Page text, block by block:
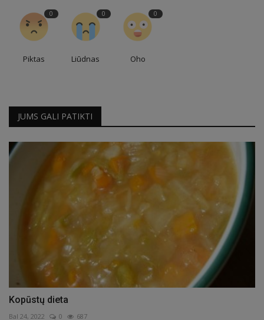
0
Piktas
0
Liūdnas
0
Oho
JUMS GALI PATIKTI
Kopūstų dieta
Bal 24, 2022 0 687